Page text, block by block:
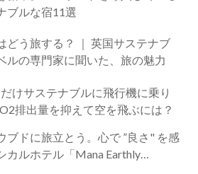
ブルな宿11選
する？ ｜ 英国サステナブ
ルの専門家に聞いた、旅の魅力
けサステナブルに飛行機に乗り
排出量を抑えて空を飛ぶには？
ブドに旅立とう。心で ”良さ" を感
カルホテル「Mana Earthly